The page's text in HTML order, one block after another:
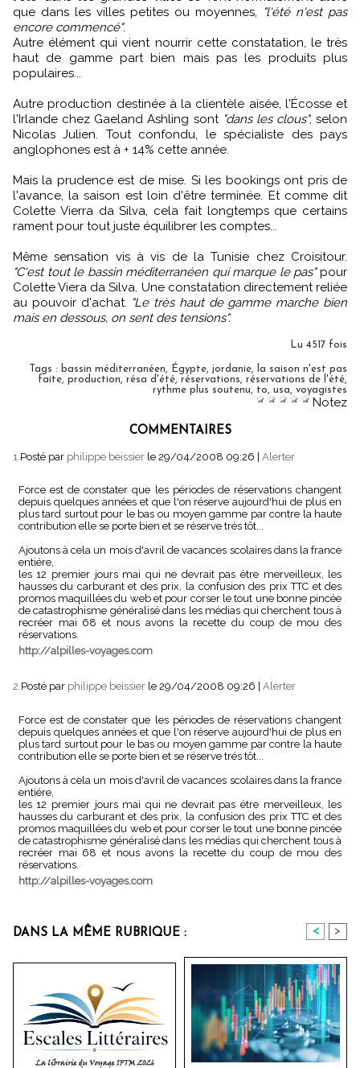
que dans les villes petites ou moyennes,
"l'été n'est pas
encore commencé".
Autre élément qui vient nourrir cette constatation, le très
haut de gamme part bien mais pas les produits plus
populaires...
Autre production destinée à la clientèle aisée, l'Écosse et
l'Irlande chez Gaeland Ashling sont "dans les clous", selon
Nicolas Julien. Tout confondu, le spécialiste des pays
anglophones est à + 14% cette année.
Mais la prudence est de mise. Si les bookings ont pris de
l'avance, la saison est loin d'être terminée. Et comme dit
Colette Vierra da Silva, cela fait longtemps que certains
rament pour tout juste équilibrer les comptes...
Même sensation vis à vis de la Tunisie chez Croisitour.
"C'est tout le bassin méditerranéen qui marque le pas"pour
Colette Viera da Silva. Une constatation directement reliée
au pouvoir d'achat. "Le très haut de gamme marche bien
mais en dessous, on sent des tensions".
Lu 4517 fois
Tags : bassin méditerranéen, Égypte, jordanie,
la saison n'est pas
faite, production, résa d'été, réservations, réservations de l'été,
rythme plus soutenu, to, usa, voyagistes
Notez
COMMENTAIRES
1. Posté par philippe beissier le 29/04/2008 09:26 | Alerter
Force est de constater que les périodes de réservations changent
depuis quelques années et que l'on réserve aujourd'hui de plus en
plus tard surtout pour le bas ou moyen gamme par contre la haute
contribution elle se porte bien et se réserve trés tôt...
Ajoutons à cela un mois d'avril de vacances scolaires dans la france
entiére,
les 12 premier jours mai qui ne devrait pas étre merveilleux, les
hausses du carburant et des prix, la confusion des prix TTC et des
promos maquillées du web et pour corser le tout une bonne pincée
de catastrophisme généralisé dans les médias qui cherchent tous à
recréer mai 68 et nous avons la recette du coup de mou des
réservations.
http://alpilles-voyages.com
2. Posté par philippe beissier le 29/04/2008 09:26 Alerter
Force est de constater que les périodes de réservations changent
depuis quelques années et que l'on réserve aujourd'hui de plus en
plus tard surtout pour le bas ou moyen gamme par contre la haute
contribution elle se porte bien et se réserve trés tôt...
Ajoutons à cela un mois d'avril de vacances scolaires dans la france
entiére,
les 12 premier jours mai qui ne devrait pas étre merveilleux, les
hausses du carburant et des prix, la confusion des prix TTC et des
promos maquillées du web et pour corser le tout une bonne pincée
de catastrophisme généralisé dans les médias qui cherchent tous à
recréer mai 68 et nous avons la recette du coup de mou des
réservations.
http://alpilles-voyages.com
DANS LA MÊME RUBRIQUE : < >